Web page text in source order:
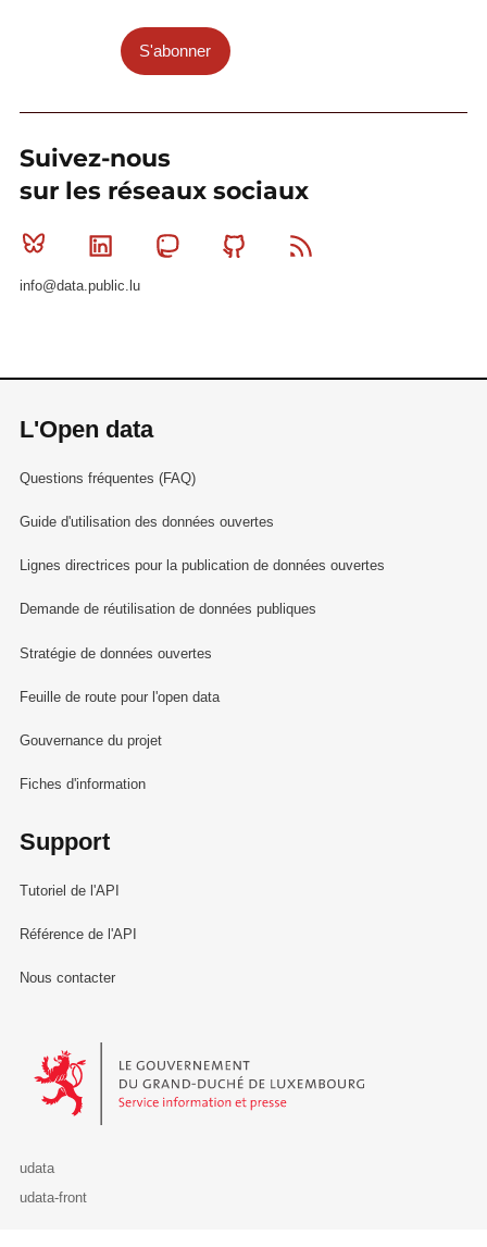
S'abonner
Suivez-nous
sur les réseaux sociaux
Bluesky Linkedin MastodonGithub
info@data.public.lu
L'Open data
Questions fréquentes (FAQ)
Guide d'utilisation des données ouvertes
Lignes directrices pour la publication de données ouvertes
Demande de réutilisation de données publiques
Stratégie de données ouvertes
Feuille de route pour l'open data
Gouvernance du projet
Fiches d'information
Support
Tutoriel de l'API
Référence de l'API
Nous contacter
Le Gouvernement du Grand-Duché de Luxembourg - Service
udata
udata-front